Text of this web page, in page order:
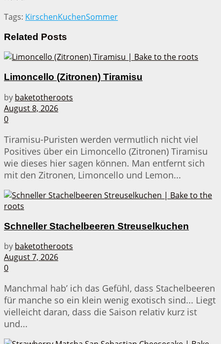
Tags: KirschenKuchenSommer
Related Posts
Limoncello (Zitronen) Tiramisu
by baketotheroots
August 8, 2026
0
Tiramisu-Puristen werden vermutlich nicht viel
Positives über ein Limoncello (Zitronen) Tiramisu
wie dieses hier sagen können. Man entfernt sich
mit den Zitronen, Limoncello und Lemon...
Schneller Stachelbeeren Streuselkuchen
by baketotheroots
August 7, 2026
0
Manchmal hab’ ich das Gefühl, dass Stachelbeeren
für manche so ein klein wenig exotisch sind... Liegt
vielleicht daran, dass die Saison relativ kurz ist
und...